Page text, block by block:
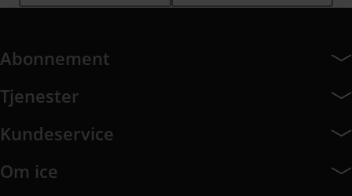
Abonnement
Tjenester
Kundeservice
Om ice